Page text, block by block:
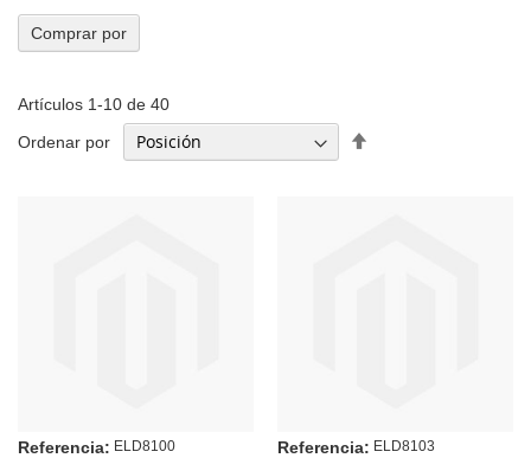
Artículos 1-10 de 40
Ordenar por
Referencia: ELD8100 Referencia: ELD8103
Comprar por